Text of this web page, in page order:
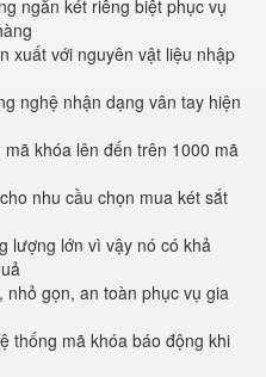
ngăn két riêng biệt phục vụ
xuất với nguyên vật liệu nhập
nghệ nhận dạng vân tay hiện
mã khóa lên đến trên 1000 mã
nhu cầu chọn mua két sắt
lượng lớn vì vậy nó có khả
nhỏ gọn, an toàn phục vụ gia
thống mã khóa báo động khi